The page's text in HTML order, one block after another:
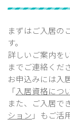
まずはご入居の
す。
詳しいご案内を
までご連絡くだ
お申込みには入
「入居資格につ
また、ご入居で
ション 」もご活